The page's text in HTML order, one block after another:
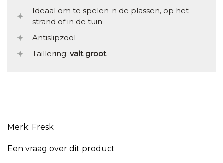
Ideaal om te spelen in de plassen, op het
strand of in de tuin
Antislipzool
Taillering: valt groot
Merk: Fresk
Een vraag over dit product